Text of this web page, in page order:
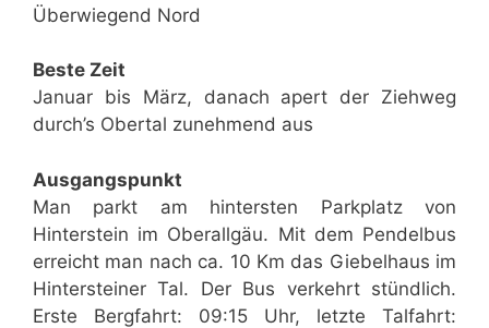
Überwiegend Nord
Beste Zeit
Januar bis März, danach apert der Ziehweg
durch’s Obertal zunehmend aus
Ausgangspunkt
Man parkt am hintersten Parkplatz von
Hinterstein im Oberallgäu. Mit dem Pendelbus
erreicht man nach ca. 10 Km das Giebelhaus im
Hintersteiner Tal. Der Bus verkehrt stündlich.
Erste Bergfahrt: 09:15 Uhr, letzte Talfahrt: